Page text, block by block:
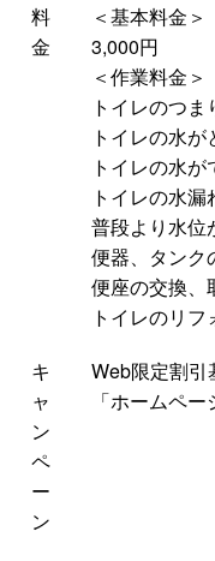
料
金
＜基本料金＞
3,000円
＜作業料金＞
トイレのつ
トイレの水
トイレの水
トイレの水
普段より水位
便器、タンク
便座の交換、
トイレのリ
キ
ャ
ン
ペ
ー
ン
Web限定割引
「ホームペ